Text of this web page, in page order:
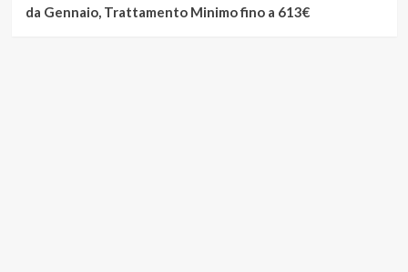
da Gennaio, Trattamento Minimo fino a 613€